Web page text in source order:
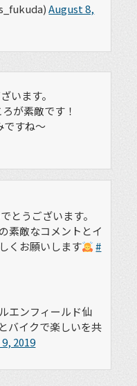
August 8,
います。
が素敵です！
ですね〜
とうございます。
素敵なコメントとイ
くお願いします
#
エンフィールド仙
バイクで楽しいを共
2019